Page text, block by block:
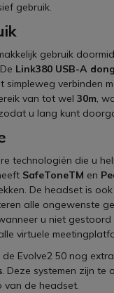
gebruik.
gebruik
Link380 USB-A
simpleweg verbinden
van tot wel 30m,
u lang kunt
technologiën die u
SafeToneTM en
De headset is
alle ongewenste
u niet
virtuele
Evolve2 50 nog
. Deze systemen zijn
van de headset.